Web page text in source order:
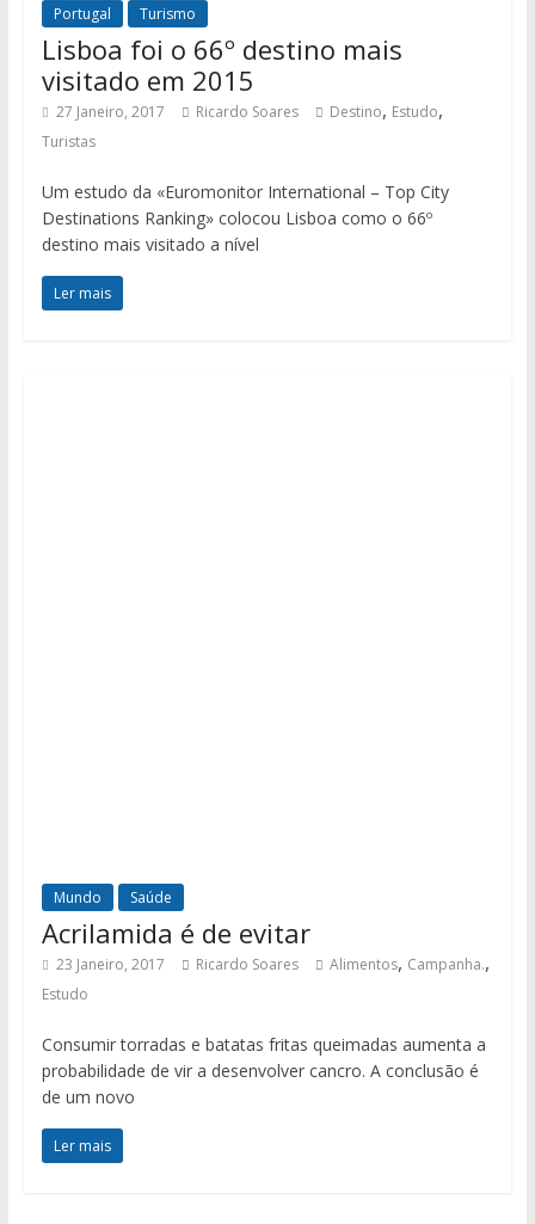
Portugal Turismo
Lisboa foi o 66º destino mais
visitado em 2015
27 Janeiro, 2017 Ricardo Soares Destino, Estudo,
Turistas
Um estudo da «Euromonitor International – Top City
Destinations Ranking» colocou Lisboa como o 66º
destino mais visitado a nível
Ler mais
Mundo Saúde
Acrilamida é de evitar
23 Janeiro, 2017 Ricardo Soares Alimentos, Campanha.,
Estudo
Consumir torradas e batatas fritas queimadas aumenta a
probabilidade de vir a desenvolver cancro. A conclusão é
de um novo
Ler mais